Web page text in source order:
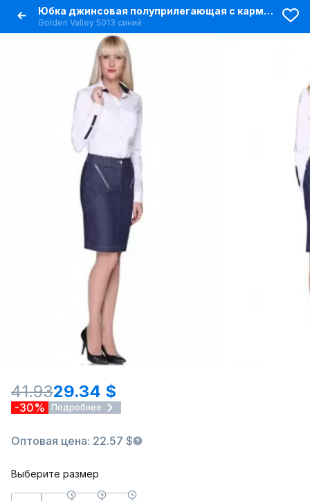
Юбка джинсовая полуприлегающая с карманами и разрезом
Golden Valley 5013 синий
41.9329.34 $
-30% Подробнее
Оптовая цена: 22.57 $
Выберите размер